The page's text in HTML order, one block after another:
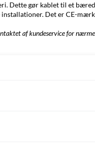
Dette gør kablet til et
Det er CE-
af kundeservice for